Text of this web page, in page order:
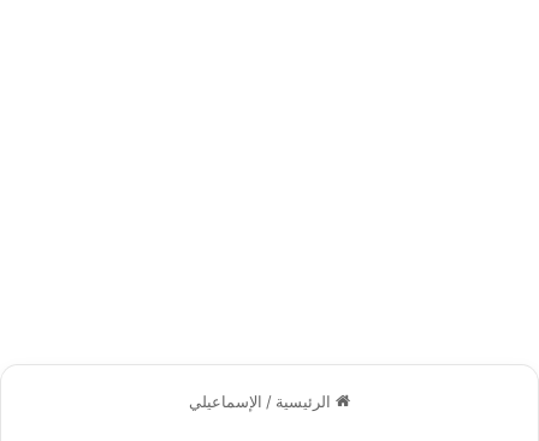
الرئيسية / الإسماعيلي